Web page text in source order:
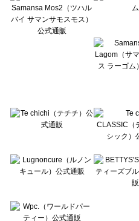
BETTY'S BLUE（べティーズブルー）の一覧
Wpc.（ワールドパーティー）の一覧